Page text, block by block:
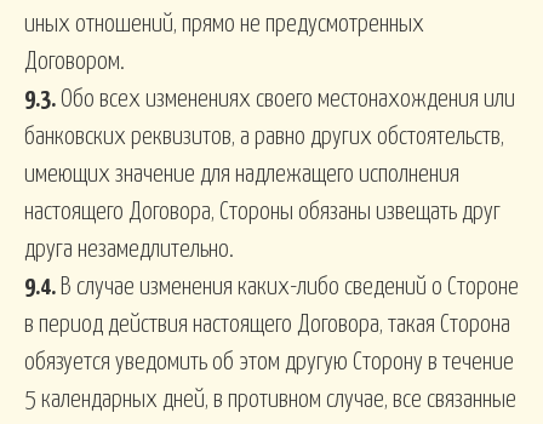
иных отношений, прямо не предусмотренных
Договором.
9.3. Обо всех изменениях своего местонахождения или
банковских реквизитов, а равно других обстоятельств,
имеющих значение для надлежащего исполнения
настоящего Договора, Стороны обязаны извещать друг
друга незамедлительно.
9.4. В случае изменения каких-либо сведений о Стороне
в период действия настоящего Договора, такая Сторона
обязуется уведомить об этом другую Сторону в течение
5 календарных дней, в противном случае, все связанные